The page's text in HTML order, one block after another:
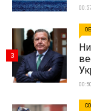
3